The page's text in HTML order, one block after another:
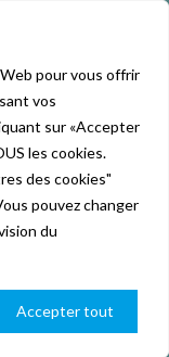
pour vous offrir
vos
sur «Accepter
les cookies.
des cookies"
pouvez changer
du
Accepter tout
Billetterie